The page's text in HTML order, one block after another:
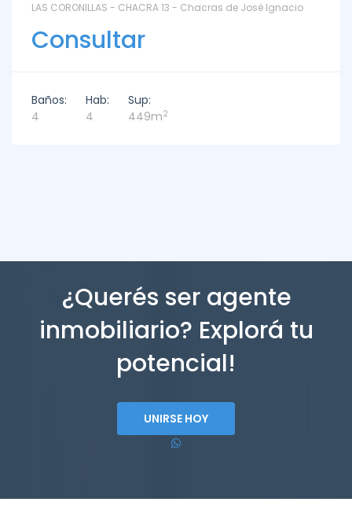
LAS CORONILLAS - CHACRA 13 - Chacras de José Ignacio
Consultar
Baños:
4
Hab:
4
Sup:
449m2
¿Querés ser agente
inmobiliario? Explorá tu
potencial!
UNIRSE HOY